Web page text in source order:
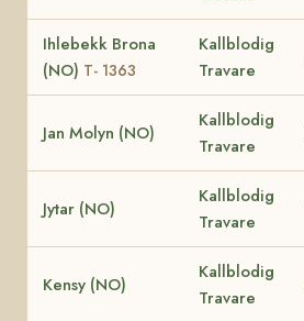
Ihlebekk Brona
(NO) T- 1363
Kallblodig
Travare
Jan Molyn (NO)
Kallblodig
Travare
Jytar (NO)
Kallblodig
Travare
Kensy (NO)
Kallblodig
Travare